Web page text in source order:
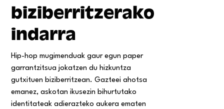
biziberritzerako
indarra
Hip-hop mugimenduak gaur egun paper
garrantzitsua jokatzen du hizkuntza
gutxituen biziberritzean. Gazteei ahotsa
emanez, askotan ikusezin bihurtutako
identitateak adierazteko aukera ematen